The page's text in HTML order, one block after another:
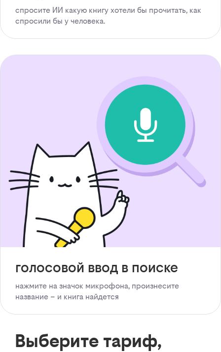
спросите ИИ какую книгу хотели бы прочитать, как
спросили бы у человека.
голосовой ввод в поиске
нажмите на значок микрофона, произнесите
название – и книга найдется
Выберите тариф,